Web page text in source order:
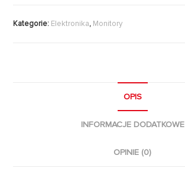
Kategorie: Elektronika, Monitory
OPIS
INFORMACJE DODATKOWE
OPINIE (0)